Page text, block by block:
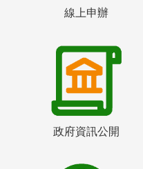
線上申辦
政府資訊公開